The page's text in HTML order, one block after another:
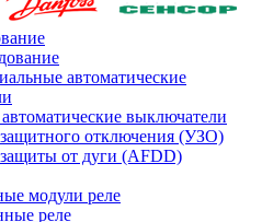
автоматические
выключатели
защитного отключения (УЗО)
защиты от дуги (AFDD)
модули реле
реле